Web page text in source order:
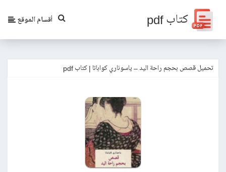
كتاب pdf أقسام الموقع
تحميل قصص بحجم راحة اليد – ياسوناري كواباتا | كتاب pdf